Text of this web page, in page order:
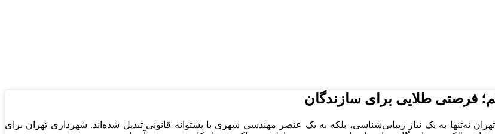
فرصتی طلایی برای سازندگان
به یک نیاز زیبایی‌شناسی، بلکه به یک عنصر مهندسی شهری با پشتوانه قانونی تبدیل شده‌اند. شهرداری تهران برای